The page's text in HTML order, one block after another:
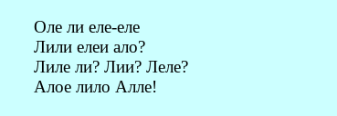
Оле ли еле-еле
Лили елеи ало?
Лиле ли? Лии? Леле?
Алое лило Алле!